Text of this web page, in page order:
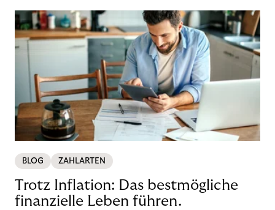
BLOG ZAHLARTEN
Trotz Inflation: Das bestmögliche
finanzielle Leben führen.